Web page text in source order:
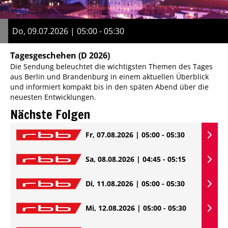
Do, 09.07.2026 | 05:00 - 05:30
Tagesgeschehen (D 2026)
Die Sendung beleuchtet die wichtigsten Themen des Tages
aus Berlin und Brandenburg in einem aktuellen Überblick
und informiert kompakt bis in den späten Abend über die
neuesten Entwicklungen.
Nächste Folgen
Fr, 07.08.2026 | 05:00 - 05:30
Sa, 08.08.2026 | 04:45 - 05:15
Di, 11.08.2026 | 05:00 - 05:30
Mi, 12.08.2026 | 05:00 - 05:30